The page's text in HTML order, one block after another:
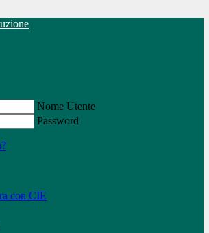
Nome Utente
Password
con CIE